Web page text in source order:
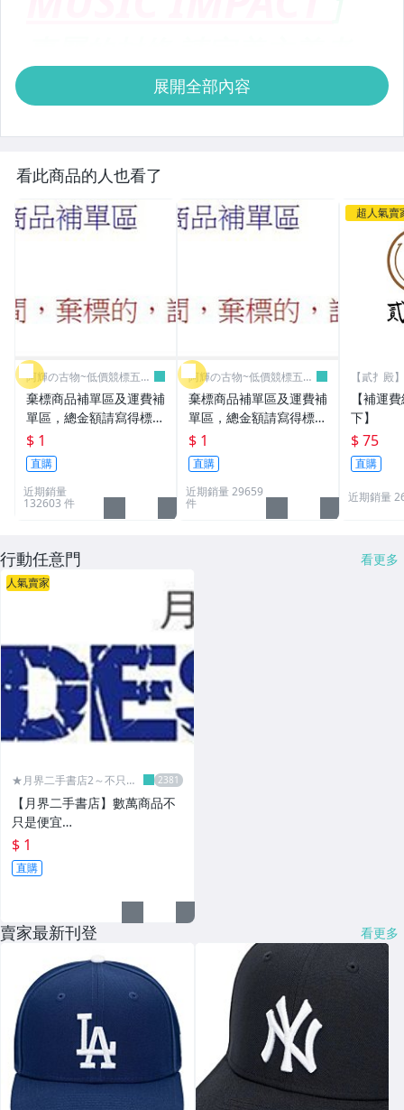
展開全部內容
看此商品的人也看了
阿輝の古物~低價競標五六
日結標
棄標商品補單區及運費補
單區，總金額請寫得標商
品金額，運費請寫棄標商
品原設定之運費
$ 1
直購
近期銷量
132603 件
阿輝の古物~低價競標五六
日結標
棄標商品補單區及運費補
單區，總金額請寫得標商
品金額，運費請寫棄標商
品原設定之運費
$ 1
直購
近期銷量 29659
件
超人氣賣
【貳扌殿
【補運
下】
$ 75
直購
近期銷量
行動任意門 看更多
人氣賣家
★月界二手書店2～不只是
【月界二手書店】數萬商品不
只是便宜…
$ 1
直購
賣家最新刊登 看更多